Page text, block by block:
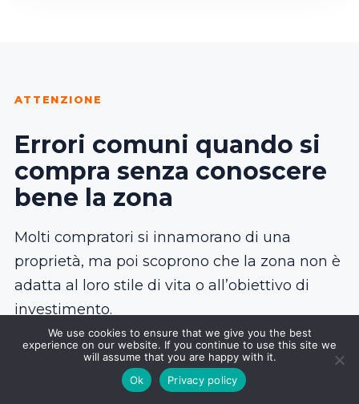
ATTENZIONE
Errori comuni quando si
compra senza conoscere
bene la zona
Molti compratori si innamorano di una
proprietà, ma poi scoprono che la zona non è
adatta al loro stile di vita o all’obiettivo di
investimento.
Comprare dopo una sola visita veloce
We use cookies to ensure that we give you the best
experience on our website. If you continue to use this site we
will assume that you are happy with it.
Ok
Privacy policy